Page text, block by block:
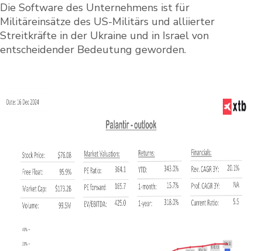
Die Software des Unternehmens ist für
Militäreinsätze des US-Militärs und alliierter
Streitkräfte in der Ukraine und in Israel von
entscheidender Bedeutung geworden.